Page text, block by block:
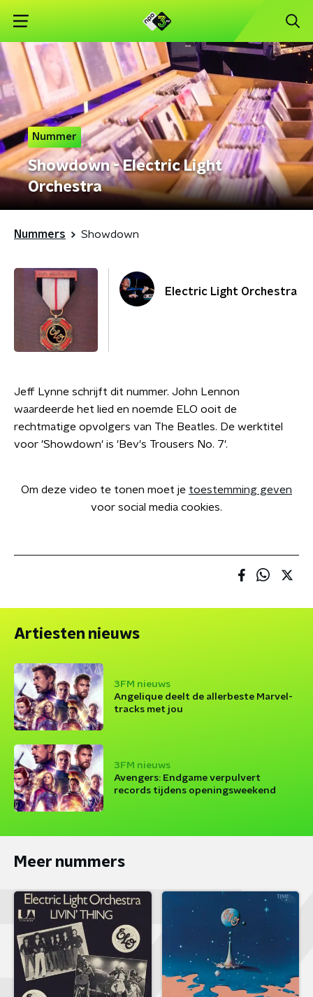
Nummer
Showdown - Electric Light
Orchestra
Nummers Showdown
Electric Light Orchestra
Jeff Lynne schrijft dit nummer. John Lennon
waardeerde het lied en noemde ELO ooit de
rechtmatige opvolgers van The Beatles. De werktitel
voor 'Showdown' is 'Bev's Trousers No. 7'.
Om deze video te tonen moet je toestemming geven
voor social media cookies.
Artiesten nieuws
3FM nieuws
Angelique deelt de allerbeste Marvel-
tracks met jou
3FM nieuws
Avengers: Endgame verpulvert
records tijdens openingsweekend
Meer nummers